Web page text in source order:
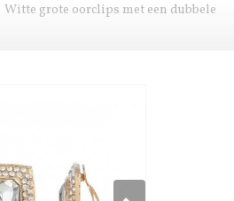
Witte grote oorclips met een dubbele